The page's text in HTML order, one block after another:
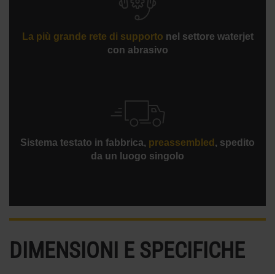
La più grande rete di supporto nel settore waterjet
con abrasivo
Sistema testato in fabbrica, preassembled , spedito
da un luogo singolo
DIMENSIONI E SPECIFICHE